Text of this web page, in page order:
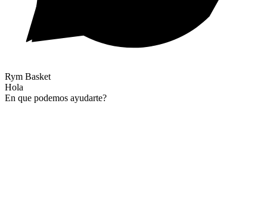
Rym Basket
Hola
En que podemos ayudarte?